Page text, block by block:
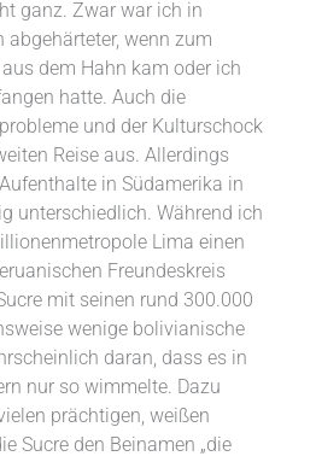
ganz. Zwar war ich in
wenn zum
dem Hahn kam oder ich
hatte. Auch die
und der Kulturschock
Reise aus. Allerdings
in Südamerika in
unterschiedlich. Während ich
Lima einen
Freundeskreis
mit seinen rund 300.000
wenige bolivianische
daran, dass es in
nur so wimmelte. Dazu
prächtigen, weißen
Sucre den Beinamen „die